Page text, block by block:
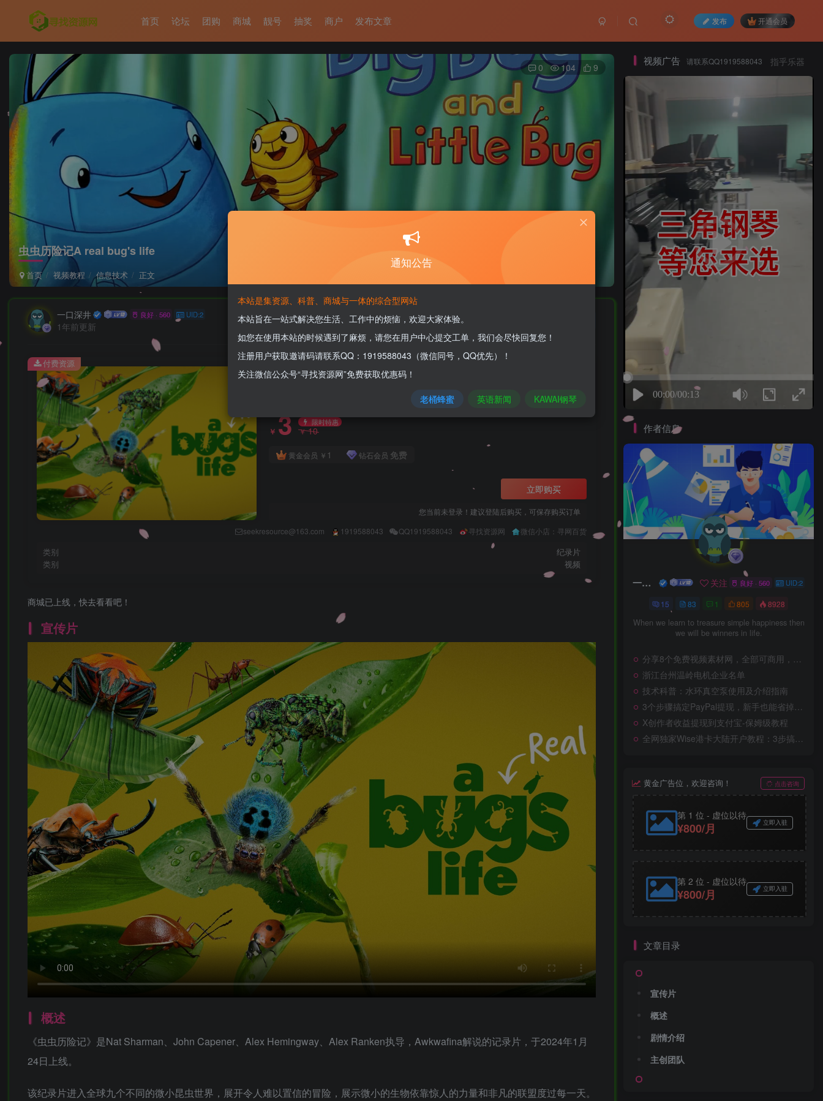
首页 论坛 团购 商城 靓号 抽奖 商户 发布文章 发布 开通会员
虫虫历险记A real bug's life
首页 视频教程 信息技术 正文
0 104 9
一口深井 良好 · 560 UID:2
1年前更新
虫虫历险记A real bug's life
￥ 3 限时特惠
￥10
黄金会员 ￥ 1 钻石会员 免费
立即购买
您当前未登录！建议登陆后购买，可保存购买订单
seekresource@163.com
1919588043 QQ1919588043 寻找资源网 微信小店：寻网百货
类别
纪录片
类别
视频
付费资源
商城已上线，快去看看吧！
宣传片
概述
《虫虫历险记》是Nat Sharman、John Capener、Alex Hemingway、Alex Ranken执导，Awkwafina解说的记录片，于2024年1月
24日上线。
该纪录片进入全球九个不同的微小昆虫世界，展开令人难以置信的冒险，展示微小的生物依靠惊人的力量和非凡的联盟度过每一天。
视频广告 请联系QQ1919588043 指乎乐器
作者信息
一口深井 关注 良好 · 560 UID:2
15 83 1 805 8928
When we learn to treasure simple happiness then
we will be winners in life.
分享8个免费视频素材网，全部可商用，先收藏再慢慢看
浙江台州温岭电机企业名单
技术科普：水环真空泵使用及介绍指南
3个步骤搞定PayPal提现，新手也能省掉手续费
X创作者收益提现到支付宝-保姆级教程
全网独家Wise港卡大陆开户教程：3步搞定，不用飞香港也能收马斯克工资
黄金广告位，欢迎咨询！ 点击咨询
第 1 位 - 虚位以待
¥800/月 立即入驻
第 2 位 - 虚位以待
¥800/月 立即入驻
文章目录
宣传片
概述
剧情介绍
主创团队
通知公告
本站是集资源、科普、商城与一体的综合型网站
本站旨在一站式解决您生活、工作中的烦恼，欢迎大家体验。
如您在使用本站的时候遇到了麻烦，请您在用户中心提交工单，我们会尽快回复您！
注册用户获取邀请码请联系QQ：1919588043（微信同号，QQ优先）！
关注微信公众号“寻找资源网”免费获取优惠码！
老桶蜂蜜 英语新闻 KAWAI钢琴